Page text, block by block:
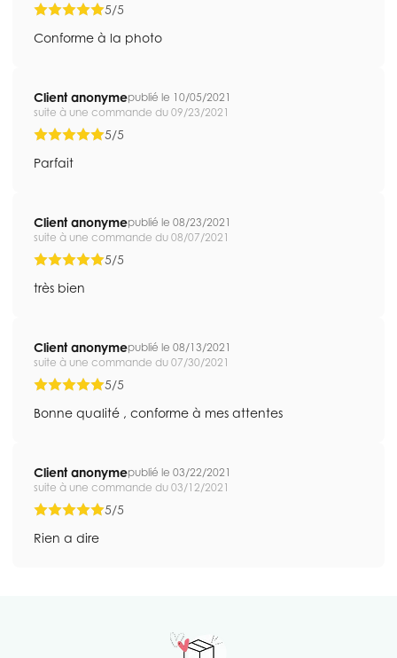
5/5
Conforme à la photo
Client anonymepublié le 10/05/2021
suite à une commande du 09/23/2021
5/5
Parfait
Client anonymepublié le 08/23/2021
suite à une commande du 08/07/2021
5/5
très bien
Client anonymepublié le 08/13/2021
suite à une commande du 07/30/2021
5/5
Bonne qualité , conforme à mes attentes
Client anonymepublié le 03/22/2021
suite à une commande du 03/12/2021
5/5
Rien a dire